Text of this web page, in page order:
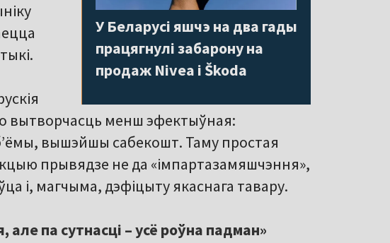
У Беларусі яшчэ на два гады
працягнулі забарону на
продаж Nivea і Škoda
вытворчасць менш эфектыўная:
вышэйшы сабекошт. Таму простая
прывядзе не да «імпартазамяшчэння»,
і, магчыма, дэфіцыту якаснага тавару.
па сутнасці – усё роўна падман»